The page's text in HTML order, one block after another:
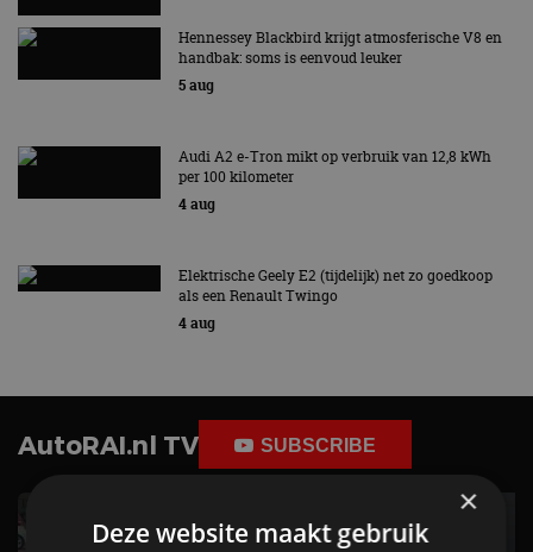
Hennessey Blackbird krijgt atmosferische V8 en
handbak: soms is eenvoud leuker
5 aug
Audi A2 e-Tron mikt op verbruik van 12,8 kWh
per 100 kilometer
4 aug
Elektrische Geely E2 (tijdelijk) net zo goedkoop
als een Renault Twingo
4 aug
AutoRAI.nl TV SUBSCRIBE
×
Deze website maakt gebruik